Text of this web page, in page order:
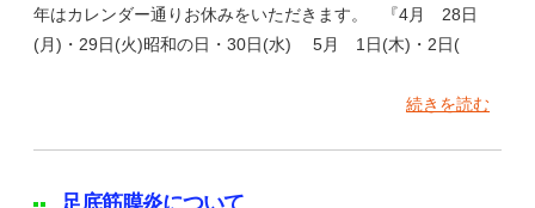
年はカレンダー通りお休みをいただきます。 『4月 28日
(月)・29日(火)昭和の日・30日(水) 5月 1日(木)・2日(
続きを読む
足底筋膜炎について